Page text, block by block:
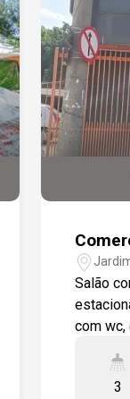
Salão
com wc,
Andar
com 3
3